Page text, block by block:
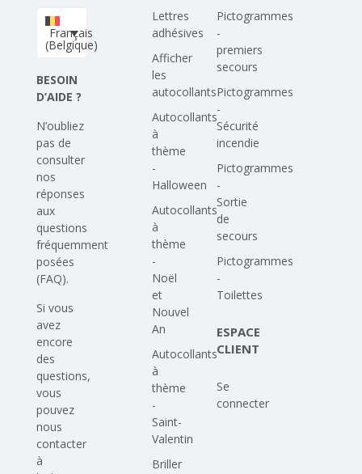
Téléchargez votre propre conception
Corona Covid-19
Français
(Belgique)
BESOIN
D’AIDE ?
N’oubliez
pas de
consulter
nos
réponses
aux
questions
fréquemment
posées
(FAQ).
Si vous
avez
encore
des
questions,
vous
pouvez
nous
contacter
à
Lettres
adhésives
Afficher
les
autocollants
Autocollants
à
thème
-
Halloween
Autocollants
à
thème
-
Noël
et
Nouvel
An
Autocollants
à
thème
-
Saint-
Valentin
Briller
Pictogrammes
-
premiers
secours
Pictogrammes
-
Sécurité
incendie
Pictogrammes
-
Sortie
de
secours
Pictogrammes
-
Toilettes
ESPACE
CLIENT
Se
connecter